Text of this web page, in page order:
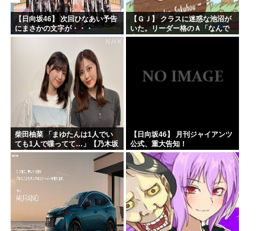
【日向坂46】 次回ひなあい予告
にまさかの文字が・・・
【ＧＪ】 クラスに迷惑な池沼が
いた。リーダー格のＡ「なんで
支援学級に入れないんです
柴田柚菜 「まゆたんは1人でい
ても1人で喋ってて…」【乃木坂
46】
【日向坂46】 月刊ジャイアンツ
公式、重大告知！